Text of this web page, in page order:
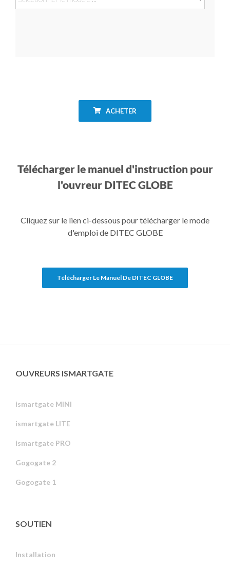
ACHETER
Télécharger le manuel d'instruction pour
l'ouvreur DITEC GLOBE
Cliquez sur le lien ci-dessous pour télécharger le mode
d'emploi de DITEC GLOBE
Télécharger Le Manuel De DITEC GLOBE
OUVREURS ISMARTGATE
ismartgate MINI
ismartgate LITE
ismartgate PRO
Gogogate 2
Gogogate 1
SOUTIEN
Installation